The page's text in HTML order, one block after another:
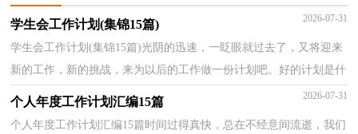
学生会工作计划(集锦15篇) 2026-07-31
学生会工作计划(集锦15篇)光阴的迅速，一眨眼就过去了，又将迎来
新的工作，新的挑战，来为以后的工作做一份计划吧。好的计划是什
么样的呢？下面是小编收集整理的学生会工作计划，仅供参...
个人年度工作计划汇编15篇 2026-07-31
个人年度工作计划汇编15篇时间过得真快，总在不经意间流逝，我们